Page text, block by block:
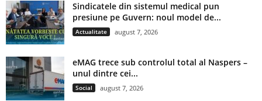
Sindicatele din sistemul medical pun
presiune pe Guvern: noul model de...
Actualitate august 7, 2026
eMAG trece sub controlul total al Naspers –
unul dintre cei...
Social august 7, 2026